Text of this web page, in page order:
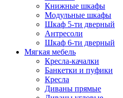
Книжные шкафы
Модульные шкафы
Шкаф 5-ти дверный
Антресоли
Шкаф 6-ти дверный
Мягкая мебель
Кресла-качалки
Банкетки и пуфики
Кресла
Диваны прямые